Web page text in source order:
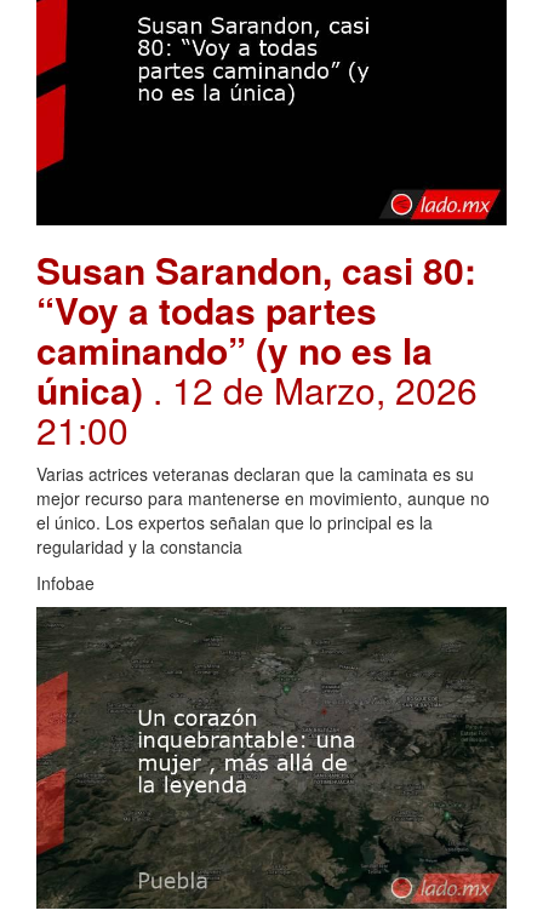
Susan Sarandon, casi 80:
“Voy a todas partes
caminando” (y no es la
única) . 12 de Marzo, 2026
21:00
Varias actrices veteranas declaran que la caminata es su
mejor recurso para mantenerse en movimiento, aunque no
el único. Los expertos señalan que lo principal es la
regularidad y la constancia
Infobae